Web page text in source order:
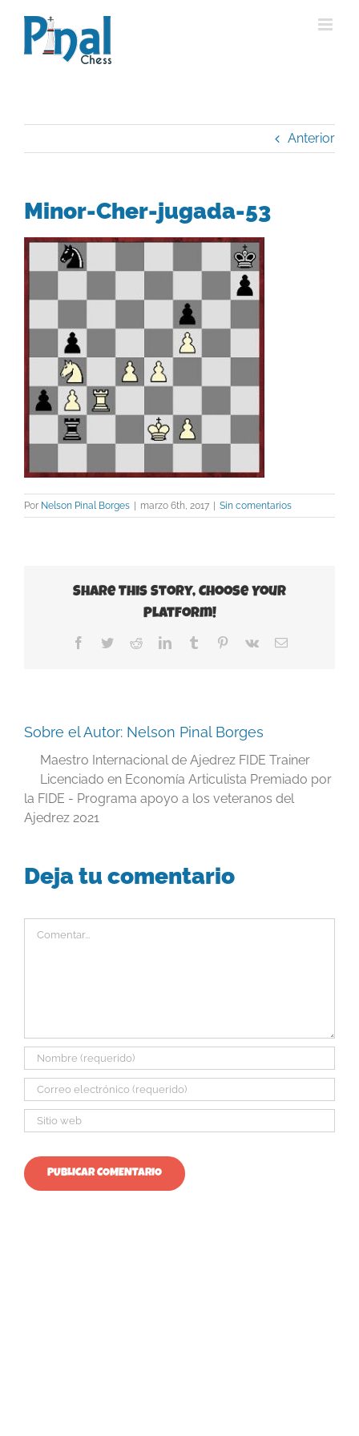
contenido
Anterior
Minor-Cher-jugada-53
Por Nelson Pinal Borges | marzo 6th, 2017 | Sin comentarios
Share This Story, Choose Your
Platform!
Facebook
TwitterRedditLinkedInTumblr Pinterest
Vk
Correo
Sobre el Autor: Nelson Pinal Borges
Maestro Internacional de Ajedrez FIDE Trainer
Licenciado en Economía Articulista Premiado por
la FIDE - Programa apoyo a los veteranos del
Ajedrez 2021
Deja tu comentario